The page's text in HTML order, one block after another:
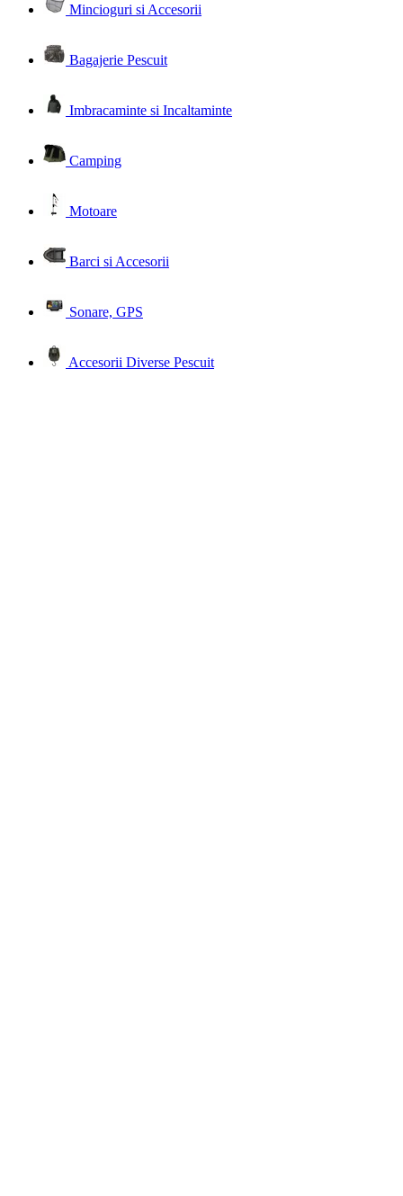
Mincioguri si Accesorii
Bagajerie Pescuit
Imbracaminte si Incaltaminte
Camping
Motoare
Barci si Accesorii
Sonare, GPS
Accesorii Diverse Pescuit